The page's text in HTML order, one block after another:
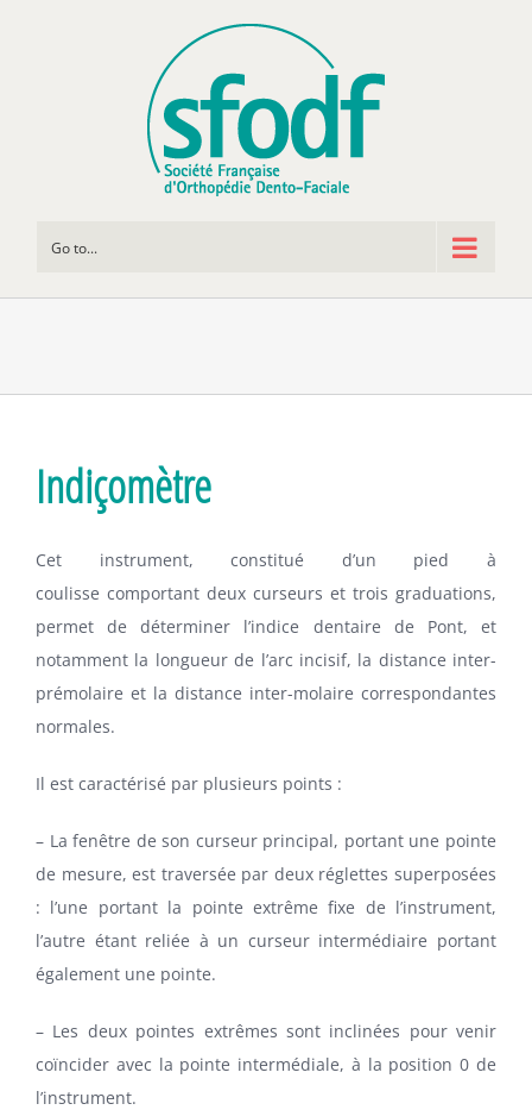
Go to...
Indiçomètre
Cet instrument, constitué d’un pied à
coulisse comportant deux curseurs et trois graduations,
permet de déterminer l’indice dentaire de Pont, et
notamment la longueur de l’arc incisif, la distance inter-
prémolaire et la distance inter-molaire correspondantes
normales.
Il est caractérisé par plusieurs points :
– La fenêtre de son curseur principal, portant une pointe
de mesure, est traversée par deux réglettes superposées
: l’une portant la pointe extrême fixe de l’instrument,
l’autre étant reliée à un curseur intermédiaire portant
également une pointe.
– Les deux pointes extrêmes sont inclinées pour venir
coïncider avec la pointe intermédiale, à la position 0 de
l’instrument.